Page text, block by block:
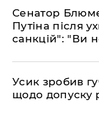
Сенатор
Путіна після
санкцій": "Ви
Усик зробив
щодо допуску